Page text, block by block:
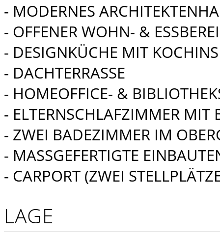
- MODERNES
- OFFENER WOHN- &
- DESIGNKÜCHE MIT
- DACHTERRASSE
- HOMEOFFICE- &
- ELTERNSCHLAFZIMMER MIT
- ZWEI BADEZIMMER IM
- MASSGEFERTIGTE
- CARPORT (ZWEI
LAGE